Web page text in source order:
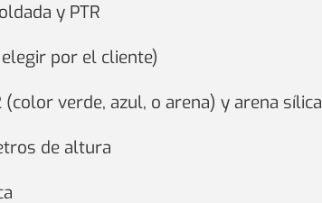
y PTR
por el cliente)
verde, azul, o arena) y arena sílica
de altura